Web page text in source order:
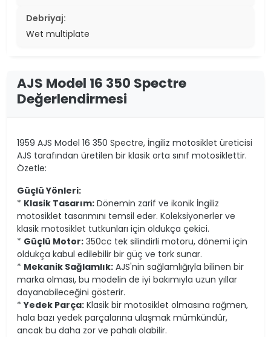
Debriyaj:
Wet multiplate
AJS Model 16 350 Spectre
Değerlendirmesi
1959 AJS Model 16 350 Spectre, İngiliz motosiklet üreticisi
AJS tarafından üretilen bir klasik orta sınıf motosiklettir.
Özetle:
Güçlü Yönleri:
* Klasik Tasarım: Dönemin zarif ve ikonik İngiliz
motosiklet tasarımını temsil eder. Koleksiyonerler ve
klasik motosiklet tutkunları için oldukça çekici.
* Güçlü Motor: 350cc tek silindirli motoru, dönemi için
oldukça kabul edilebilir bir güç ve tork sunar.
* Mekanik Sağlamlık: AJS'nin sağlamlığıyla bilinen bir
marka olması, bu modelin de iyi bakımıyla uzun yıllar
dayanabileceğini gösterir.
*Yedek Parça: Klasik bir motosiklet olmasına rağmen,
hala bazı yedek parçalarına ulaşmak mümkündür,
ancak bu daha zor ve pahalı olabilir.